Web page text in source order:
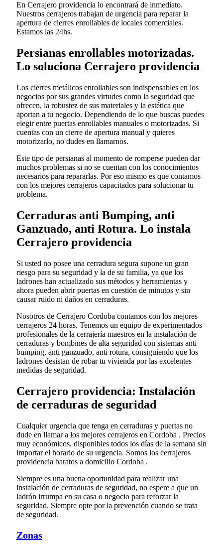
En Cerrajero providencia lo encontrará de inmediato.
Nuestros cerrajeros trabajan de urgencia para reparar la
apertura de cierres enrollables de locales comerciales.
Estamos las 24hs.
Persianas enrollables motorizadas.
Lo soluciona Cerrajero providencia
Los cierres metálicos enrollables son indispensables en los
negocios por sus grandes virtudes como la seguridad que
ofrecen, la robustez de sus materiales y la estética que
aportan a tu negocio. Dependiendo de lo que buscas puedes
elegir entre puertas enrollables manuales o motorizadas. Si
cuentas con un cierre de apertura manual y quieres
motorizarlo, no dudes en llamarnos.
Este tipo de persianas al momento de romperse pueden dar
muchos problemas si no se cuentan con los conocimientos
necesarios para repararlas. Por eso mismo es que contamos
con los mejores cerrajeros capacitados para solucionar tu
problema.
Cerraduras anti Bumping, anti
Ganzuado, anti Rotura. Lo instala
Cerrajero providencia
Si usted no posee una cerradura segura supone un gran
riesgo para su seguridad y la de su familia, ya que los
ladrones han actualizado sus métodos y herramientas y
ahora pueden abrir puertas en cuestión de minutos y sin
causar ruido ni daños en cerraduras.
Nosotros de Cerrajero Cordoba contamos con los mejores
cerrajeros 24 horas. Tenemos un equipo de experimentados
profesionales de la cerrajería maestros en la instalación de
cerraduras y bombines de alta seguridad con sistemas anti
bumping, anti ganzuado, anti rotura, consiguiendo que los
ladrones desistan de robar tu vivienda por las excelentes
medidas de seguridad.
Cerrajero providencia: Instalación
de cerraduras de seguridad
Cualquier urgencia que tenga en cerraduras y puertas no
dude en llamar a los mejores cerrajeros en Cordoba . Precios
muy económicos, disponibles todos los días de la semana sin
importar el horario de su urgencia. Somos los cerrajeros
providencia baratos a domicilio Cordoba .
Siempre es una buena oportunidad para realizar una
instalación de cerraduras de seguridad, no espere a que un
ladrón irrumpa en su casa o negocio para reforzar la
seguridad. Siempre opte por la prevención cuando se trata
de seguridad.
Zonas